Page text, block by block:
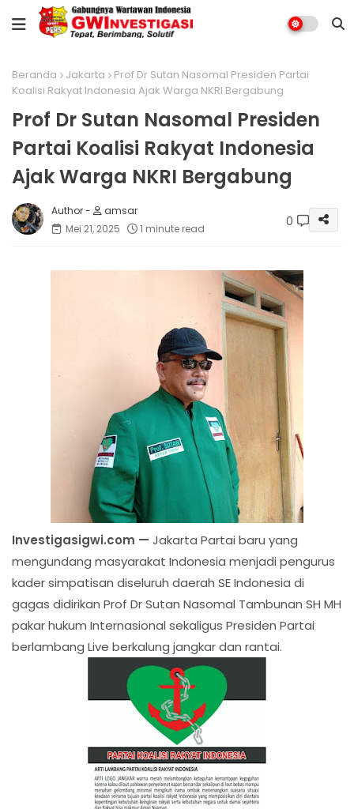
Beranda Jakarta
Prof Dr Sutan Nasomal Presiden Partai
Koalisi Rakyat Indonesia Ajak Warga NKRI Bergabung
Prof Dr Sutan Nasomal Presiden
Partai Koalisi Rakyat Indonesia
Ajak Warga NKRI Bergabung
amsar
Mei 21, 2025
1 minute read 0
Investigasigwi.com — Jakarta Partai baru yang
mengundang masyarakat Indonesia menjadi pengurus
kader simpatisan diseluruh daerah SE Indonesia di
gagas didirikan Prof Dr Sutan Nasomal Tambunan SH MH
pakar hukum Internasional sekaligus Presiden Partai
berlambang Live berkalung jangkar dan rantai.